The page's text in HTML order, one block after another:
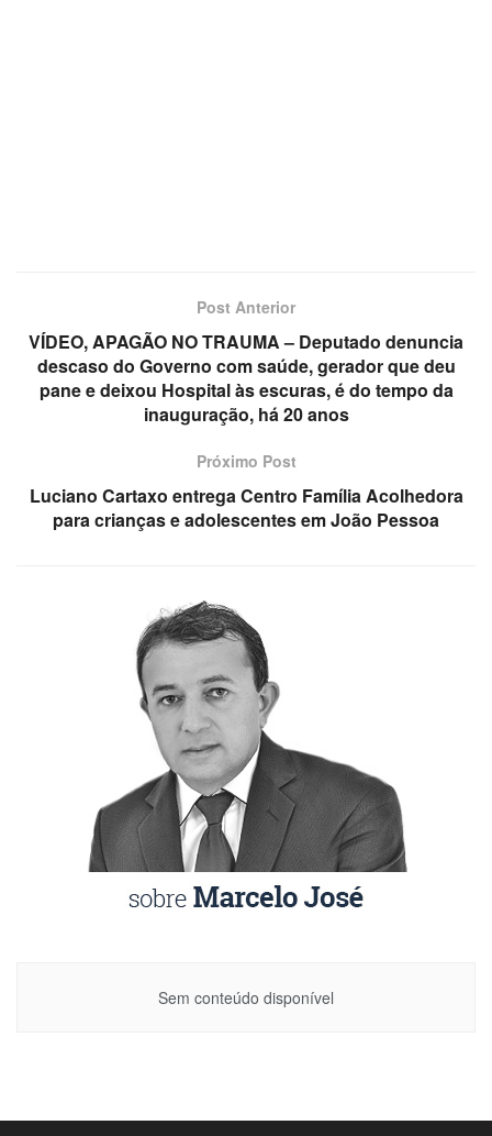
Post Anterior
VÍDEO, APAGÃO NO TRAUMA – Deputado denuncia
descaso do Governo com saúde, gerador que deu
pane e deixou Hospital às escuras, é do tempo da
inauguração, há 20 anos
Próximo Post
Luciano Cartaxo entrega Centro Família Acolhedora
para crianças e adolescentes em João Pessoa
Sem conteúdo disponível